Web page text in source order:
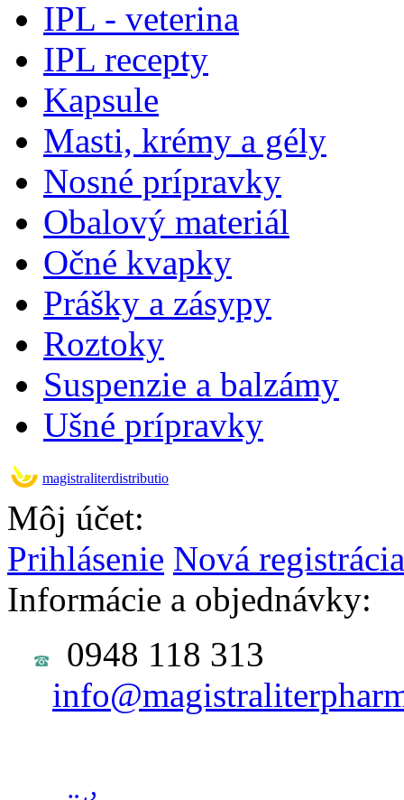
IPL - veterina
IPL recepty
Kapsule
Masti, krémy a gély
Nosné prípravky
Obalový materiál
Očné kvapky
Prášky a zásypy
Roztoky
Suspenzie a balzámy
Ušné prípravky
magistraliterdistributio
Môj účet:
Prihlásenie Nová registrácia
Informácie a objednávky:
0948 118 313